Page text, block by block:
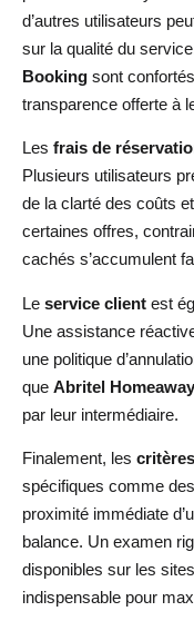
d’autres utilisateurs
sur la qualité du
Booking sont
transparence offerte à
Les frais de
Plusieurs utilisateurs
de la clarté des coûts
certaines offres,
cachés s’accumulent
Le service client est
Une assistance
une politique
que Abritel Homeaway
par leur intermédiaire.
Finalement, les
spécifiques comme
proximité immédiate
balance. Un examen
disponibles sur les
indispensable pour